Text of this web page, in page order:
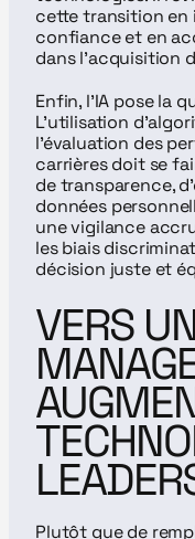
cette transition en
confiance et en
dans l’acquisition
Enfin, l’IA pose la
L’utilisation
l’évaluation des
carrières doit se
de transparence,
données
une vigilance
les biais
décision juste et
VERS
Plutôt que de